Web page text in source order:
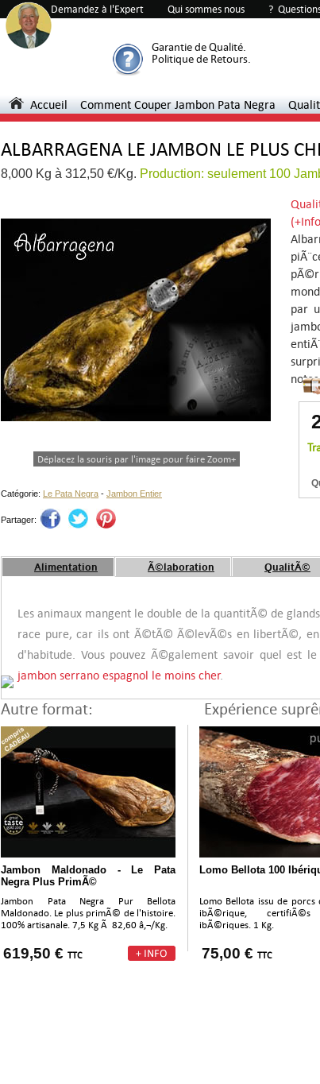
ALBARRAGENA LE JAMBON LE PLUS
par
Catégorie: Le Pata Negra - Jambon Entier
Alimentation Ã©laboration QualitÃ©
Les animaux mangent le double de la quantitÃ© de
race pure, car ils ont Ã©tÃ© Ã©levÃ©s en libertÃ©, en
d'habitude. Vous pouvez Ã©galement savoir quel est le
jambon serrano espagnol le moins cher.
Autre format: Expérience
Jambon Maldonado - Le Pata
Negra Plus PrimÃ©
Jambon Pata Negra Pur Bellota
Maldonado. Le plus primÃ© de l'histoire.
100% artisanale. 7,5 Kg Ã 82,60 â‚¬/Kg.
619,50 € TTC
Lomo Bellota 100
Lomo Bellota issu de porcs
ibÃ©rique,
ibÃ©riques. 1 Kg.
75,00 € TTC
8,000 Kg à 312,50 €/Kg. Production: seulement 100
Déplacez la souris par l'image pour faire Zoom+
Demandez à l'Expert Qui sommes nous ?
Accueil Comment Couper Jambon Pata Negra
Garantie de Qualité.
Politique de Retours.
Partager:
92%303